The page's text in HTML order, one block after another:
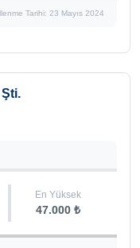
Tarihi: 23 Mayıs 2024
Şti.
En Yüksek
47.000 ₺